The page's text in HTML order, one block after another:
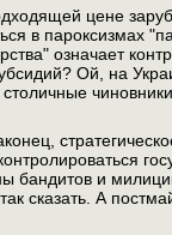
цене
в пароксизмах
означает
Ой, на
и
сказать. А